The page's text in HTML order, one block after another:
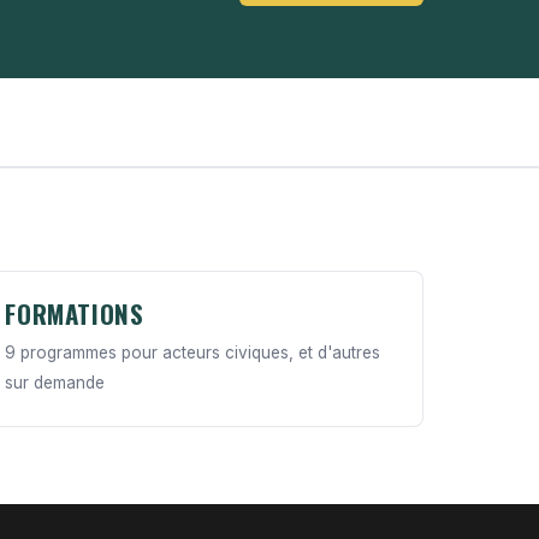
FORMATIONS
9 programmes pour acteurs civiques, et d'autres
sur demande